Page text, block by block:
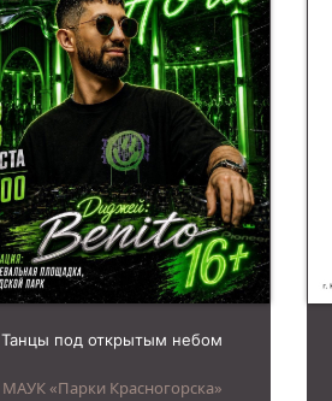
Танцы под открытым небом
МАУК «Парки Красногорска»